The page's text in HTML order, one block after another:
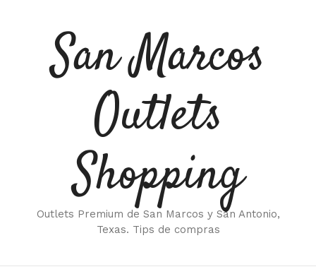
contenidoSan Marcos
Outlets
Shopping
Outlets Premium de San Marcos y San Antonio,
Texas. Tips de compras